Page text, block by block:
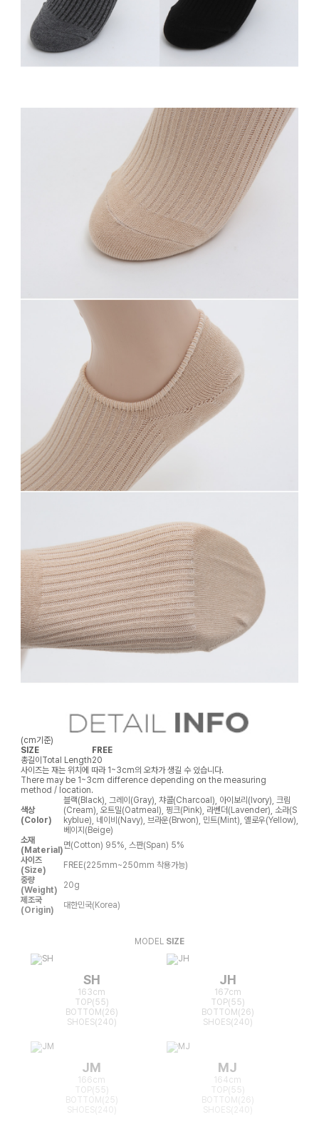
(cm기준)
SIZE
FREE
총길이Total Length20
사이즈는 재는 위치에 따라 1~3cm의 오차가 생길 수 있습니다.
There may be 1~3cm difference depending on the measuring
method / location.
색상
(Color)
블랙(Black), 그레이(Gray), 챠콜(Charcoal), 아이보리(Ivory), 크림
(Cream), 오트밀(Oatmeal), 핑크(Pink), 라벤더(Lavender), 소라(S
kyblue), 네이비(Navy), 브라운(Brwon), 민트(Mint), 옐로우(Yellow),
베이지(Beige)
소재
(Material)면(Cotton) 95%, 스판(Span) 5%
사이즈
(Size)
FREE(225mm~250mm 착용가능)
중량
(Weight)
20g
제조국
(Origin)
대한민국(Korea)
MODEL SIZE
SH
163cm
TOP(55)
BOTTOM(26)
SHOES(240)
JH
167cm
TOP(55)
BOTTOM(26)
SHOES(240)
JM
166cm
TOP(55)
BOTTOM(25)
MJ
164cm
TOP(55)
BOTTOM(26)